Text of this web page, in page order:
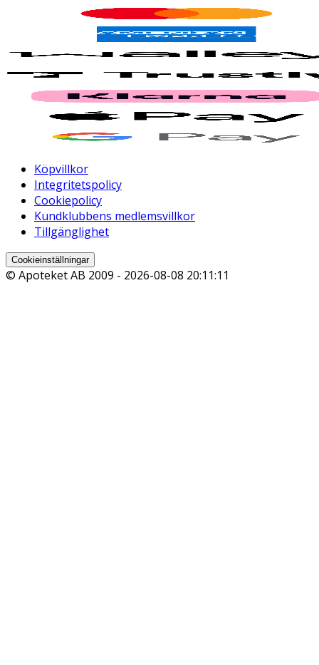
Köpvillkor
Integritetspolicy
Cookiepolicy
Kundklubbens medlemsvillkor
Tillgänglighet
Cookieinställningar
© Apoteket AB 2009 - 2026-08-08 20:11:11